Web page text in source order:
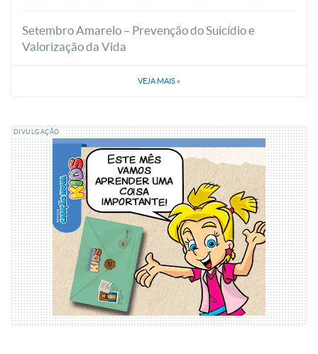
Setembro Amarelo – Prevenção do Suicídio e
Valorização da Vida
VEJA MAIS »
DIVULGAÇÃO